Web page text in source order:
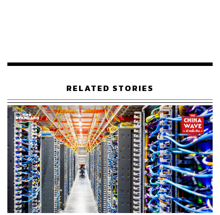
Region แห่งใหม่ในไทย เป็นก้าวสำคัญในการสร้าง AWS
Cloudได้รวดเร็ว และปลอดภัยมากขึ้น
มูลค่าเศรษฐกิจไทยอีกกว่า 3 แสนล้านบาท นี่คืออาจเป็นช่วง
เวลาที่จะผลักดันไทย สู่การเป็น ศูนย์กลางเศรษฐกิจดิจิทัลของ
ภูมิภาค
RELATED STORIES